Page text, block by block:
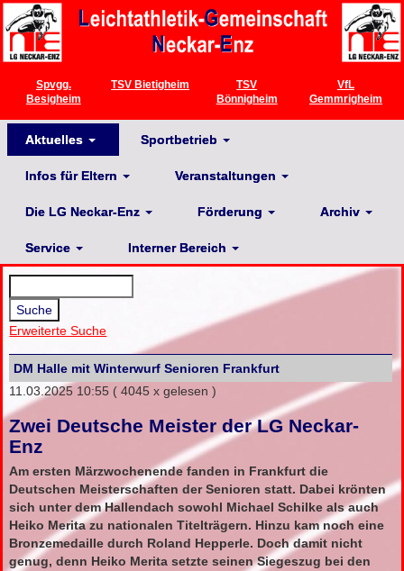
Spvgg.
Besigheim
TSV Bietigheim
TSV
Bönnigheim
VfL
Gemmrigheim
Aktuelles Sportbetrieb
Infos für Eltern Veranstaltungen
Die LG Neckar-Enz Förderung Archiv
Service Interner Bereich
Erweiterte Suche
DM Halle mit Winterwurf Senioren Frankfurt
11.03.2025 10:55 ( 4045 x gelesen )
Zwei Deutsche Meister der LG Neckar-
Enz
Am ersten Märzwochenende fanden in Frankfurt die
Deutschen Meisterschaften der Senioren statt. Dabei krönten
sich unter dem Hallendach sowohl Michael Schilke als auch
Heiko Merita zu nationalen Titelträgern. Hinzu kam noch eine
Bronzemedaille durch Roland Hepperle. Doch damit nicht
genug, denn Heiko Merita setzte seinen Siegeszug bei den